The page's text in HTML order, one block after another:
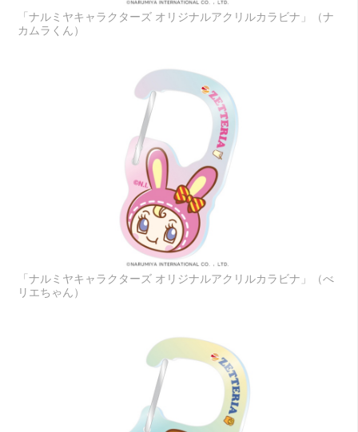
「ナルミヤキャラクターズ オリジナルアクリルカラビナ」（ナ
カムラくん）
「ナルミヤキャラクターズ オリジナルアクリルカラビナ」（べ
リエちゃん）